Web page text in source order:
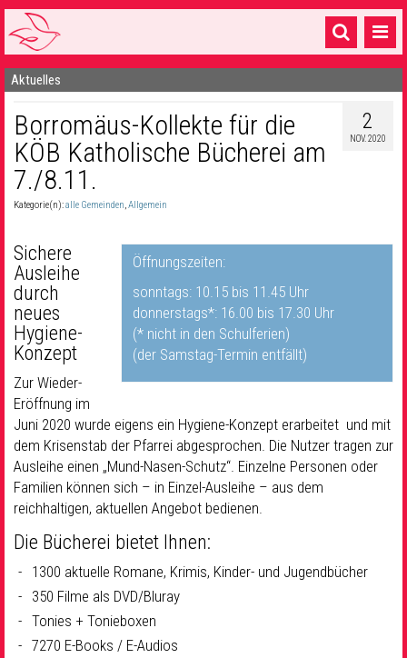
Startseite
1 Pfarrei
16 Gemeinden & mehr
Gottesdienste & Sinnsuche
Gemeinschaft & Soziales
Musik
Seelsorge & Kontakt
Aktuelles
2
NOV. 2020
Borromäus-Kollekte für die
KÖB Katholische Bücherei am
7./8.11.
Kategorie(n):alle Gemeinden,Allgemein
Öffnungszeiten:
sonntags: 10.15 bis 11.45 Uhr
donnerstags*: 16.00 bis 17.30 Uhr
(* nicht in den Schulferien)
(der Samstag-Termin entfällt)
Sichere
Ausleihe
durch
neues
Hygiene-
Konzept
Zur Wieder-
Eröffnung im
Juni 2020 wurde eigens ein Hygiene-Konzept erarbeitet und mit
dem Krisenstab der Pfarrei abgesprochen. Die Nutzer tragen zur
Ausleihe einen „Mund-Nasen-Schutz“. Einzelne Personen oder
Familien können sich – in Einzel-Ausleihe – aus dem
reichhaltigen, aktuellen Angebot bedienen.
Die Bücherei bietet Ihnen:
1300 aktuelle Romane, Krimis, Kinder- und Jugendbücher
350 Filme als DVD/Bluray
Tonies + Tonieboxen
7270 E-Books / E-Audios